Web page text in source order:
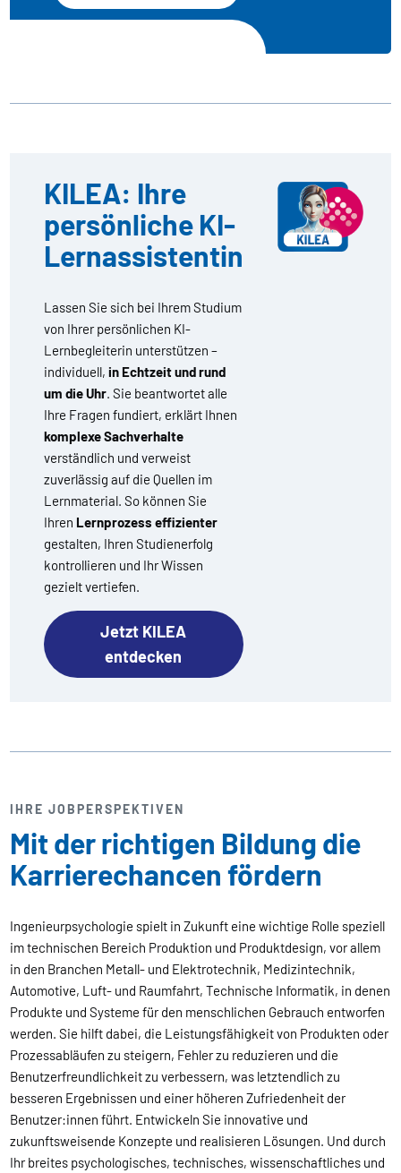
KILEA: Ihre
persönliche KI-
Lernassistentin
Lassen Sie sich bei Ihrem Studium
von Ihrer persönlichen KI-
Lernbegleiterin unterstützen –
individuell, in Echtzeit und rund
um die Uhr. Sie beantwortet alle
Ihre Fragen fundiert, erklärt Ihnen
komplexe Sachverhalte
verständlich und verweist
zuverlässig auf die Quellen im
Lernmaterial. So können Sie
Ihren Lernprozess effizienter
gestalten, Ihren Studienerfolg
kontrollieren und Ihr Wissen
gezielt vertiefen.
Jetzt KILEA
entdecken
IHRE JOBPERSPEKTIVEN
Mit der richtigen Bildung die
Karrierechancen fördern
Ingenieurpsychologie spielt in Zukunft eine wichtige Rolle speziell
im technischen Bereich Produktion und Produktdesign, vor allem
in den Branchen Metall- und Elektrotechnik, Medizintechnik,
Automotive, Luft- und Raumfahrt, Technische Informatik, in denen
Produkte und Systeme für den menschlichen Gebrauch entworfen
werden. Sie hilft dabei, die Leistungsfähigkeit von Produkten oder
Prozessabläufen zu steigern, Fehler zu reduzieren und die
Benutzerfreundlichkeit zu verbessern, was letztendlich zu
besseren Ergebnissen und einer höheren Zufriedenheit der
Benutzer:innen führt. Entwickeln Sie innovative und
zukunftsweisende Konzepte und realisieren Lösungen. Und durch
Ihr breites psychologisches, technisches, wissenschaftliches und